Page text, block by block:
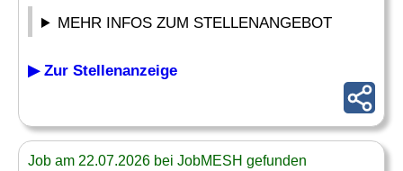
MEHR INFOS ZUM STELLENANGEBOT
▶ Zur Stellenanzeige
Job am 22.07.2026 bei JobMESH gefunden